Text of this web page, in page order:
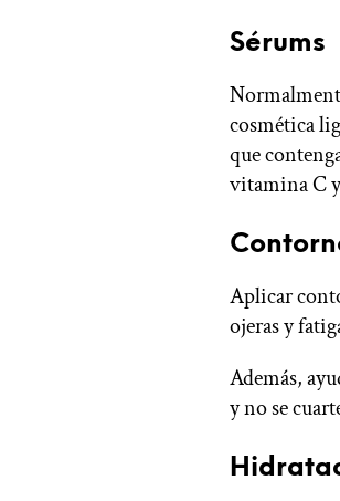
Sérums
cosmética
que
vitamina C
Aplicar
ojeras y
Además,
y no se